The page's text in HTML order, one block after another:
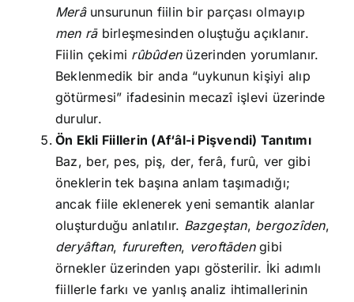
Merâunsurunun fiilin bir parçası olmayıp
men rābirleşmesinden oluştuğu açıklanır.
Fiilin çekimi rûbûdenüzerinden yorumlanır.
Beklenmedik bir anda “uykunun kişiyi alıp
götürmesi” ifadesinin mecazî işlevi üzerinde
durulur.
Ön Ekli Fiillerin (Af‘âl-i Pişvendi) Tanıtımı
Baz, ber, pes, piş, der, ferâ, furû, ver gibi
öneklerin tek başına anlam taşımadığı;
ancak fiile eklenerek yeni semantik alanlar
oluşturduğu anlatılır. Bazgeştan, bergozîden,
deryâftan, furureften, veroftādengibi
örnekler üzerinden yapı gösterilir. İki adımlı
fiillerle farkı ve yanlış analiz ihtimallerinin